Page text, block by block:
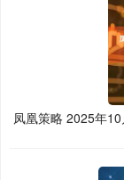
凤凰策略 2025年